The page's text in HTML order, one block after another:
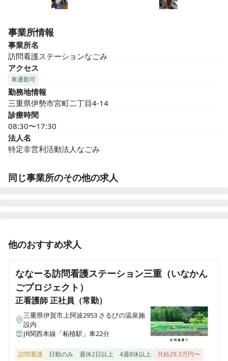
事業所情報
事業所名
訪問看護ステーションなごみ
アクセス
車通勤可
勤務地情報
三重県伊勢市宮町二丁目4-14
診療時間
08:30〜17:30
法人名
特定非営利活動法人なごみ
同じ事業所のその他の求人
正看護師 パート・アルバイト
非常勤募集【三重県伊勢市】ママさんナースが活躍する
他のおすすめ求人
ななーる訪問看護ステーション三重（いなかん
ごプロジェクト）
正看護師正社員（常勤）
三重県伊賀市上阿波2953 さるびの温泉施
設内
JR関西本線「柘植駅」車22分
訪問看護 日勤のみ 週休2日以上 4週8休以上 月給29.3万円〜